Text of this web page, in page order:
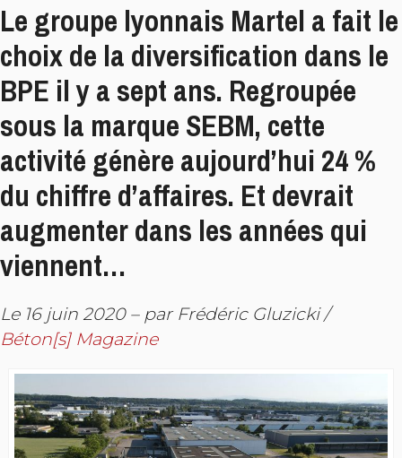
Le groupe lyonnais Martel a fait le
choix de la diversification dans le
BPE il y a sept ans. Regroupée
sous la marque SEBM, cette
activité génère aujourd’hui 24 %
du chiffre d’affaires. Et devrait
augmenter dans les années qui
viennent…
Le 16 juin 2020 – par Frédéric Gluzicki /
Béton[s] Magazine